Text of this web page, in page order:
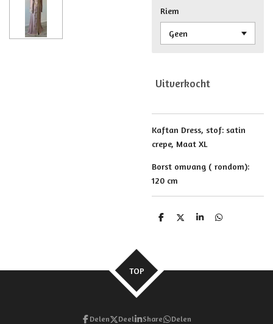
Riem
Uitverkocht
Kaftan Dress, stof: satin
crepe, Maat XL
Borst omvang ( rondom):
120 cm
D
D
S
D
TOP
Delen Deel Share Delen